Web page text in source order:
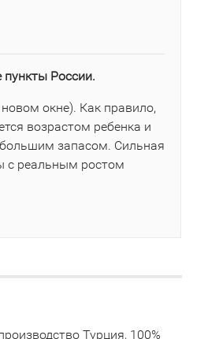
пункты России.
новом окне). Как правило,
возрастом ребенка и
запасом. Сильная
с реальным ростом
Турция, 100%